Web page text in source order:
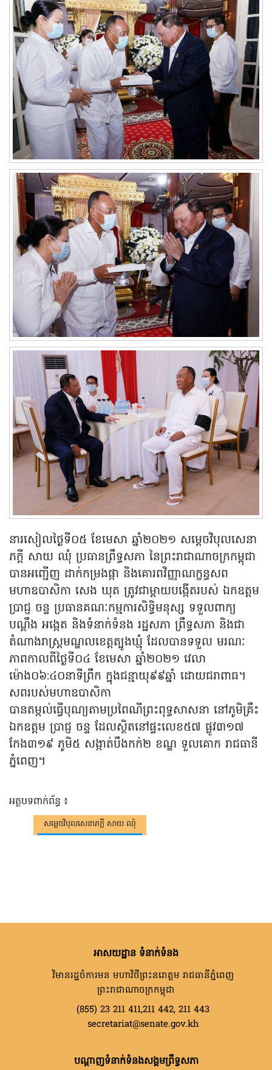
នារសៀលថ្ងៃទី០៥ ខែមេសា ឆ្នាំ២០២១ សម្តេចវិបុលសេនា
ភក្តី សាយ ឈុំ ប្រធានព្រឹទ្ធសភា នៃព្រះរាជាណាចក្រកម្ពុជា
បានអញ្ជើញ ដាក់កម្រងផ្កា និងគោរពវិញ្ញាណក្ខន្ធសព
មហាឧបាសិកា សេង ឃុត ត្រូវជាម្តាយបង្កើតរបស់ ឯកឧត្តម
ប្រាជ្ញ ចន្ទ ប្រធានគណៈកម្មការសិទ្ធិមនុស្ស ទទួលពាក្យ
បណ្តឹង អង្កេត និងទំនាក់ទំនង រដ្ឋសភា ព្រឹទ្ធសភា និងជា
តំណាងរាស្រ្តមណ្ឌលខេត្តត្បូងឃ្មុំ ដែលបានទទួល មរណៈ
ភាពកាលពីថ្ងៃទី០៤ ខែមេសា ឆ្នាំ២០២១ វេលា
ម៉ោង០៦:៤០នាទីព្រឹក ក្នុងជន្មាយុ៩៩ឆ្នាំ ដោយជរាពាធ។
សពរបស់មហាឧបាសិកា
បានតម្កល់ធ្វើបុណ្យតាមប្រពៃណីព្រះពុទ្ធសាសនា នៅភូមិគ្រឹះ
ឯកឧត្តម ប្រាជ្ញ ចន្ទ ដែលស្ថិតនៅផ្ទះលេខ៥៧ ផ្លូវ៣១៧
កែង៣១៩ ភូមិ៥ សង្កាត់បឹងកក់២ ខណ្ឌ ទួលគោក រាជធានី
ភ្នំពេញ។
អត្ថបទពាក់ព័ន្ធ ៖
សម្តេចវិបុលសេនាភក្តី សាយ ឈុំ
អាសយដ្ឋាន ទំនាក់ទំនង
វិមានរដ្ឋចំការមន មហាវិថីព្រះនរោត្តម រាជធានីភ្នំពេញ
ព្រះរាជាណាចក្រកម្ពុជា
(855) 23 211 411,211 442, 211 443
secretariat@senate.gov.kh
បណ្តាញទំនាក់ទំនងសង្គមព្រឹទ្ធសភា